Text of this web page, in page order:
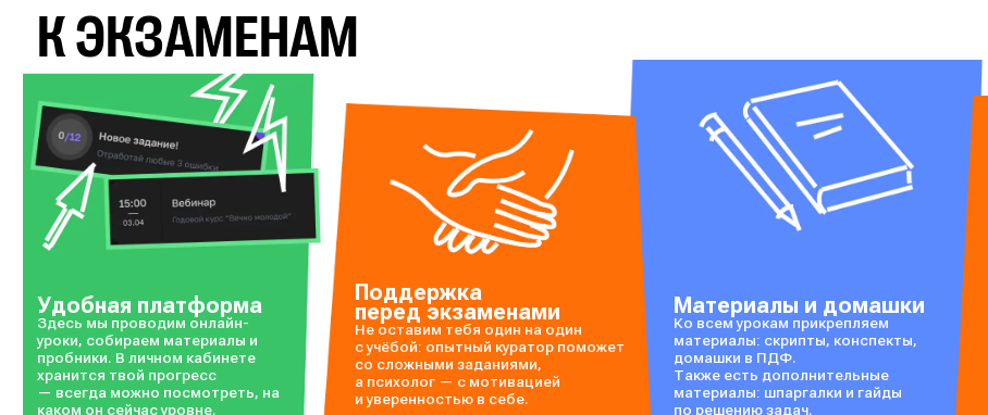
К ЭКЗАМЕНАМ
Удобная платформа
Здесь мы проводим онлайн-
уроки, собираем материалы и
пробники. В личном кабинете
хранится твой прогресс
— всегда можно посмотреть, на
каком он сейчас уровне.
Поддержка
перед экзаменами
Не оставим тебя один на один
с учёбой: опытный куратор поможет
со сложными заданиями,
а психолог — с мотивацией
и уверенностью в себе.
Материалы и домашки
Ко всем урокам прикрепляем
материалы: скрипты, конспекты,
домашки в ПДФ.
Также есть дополнительные
материалы: шпаргалки и гайды
по решению задач.